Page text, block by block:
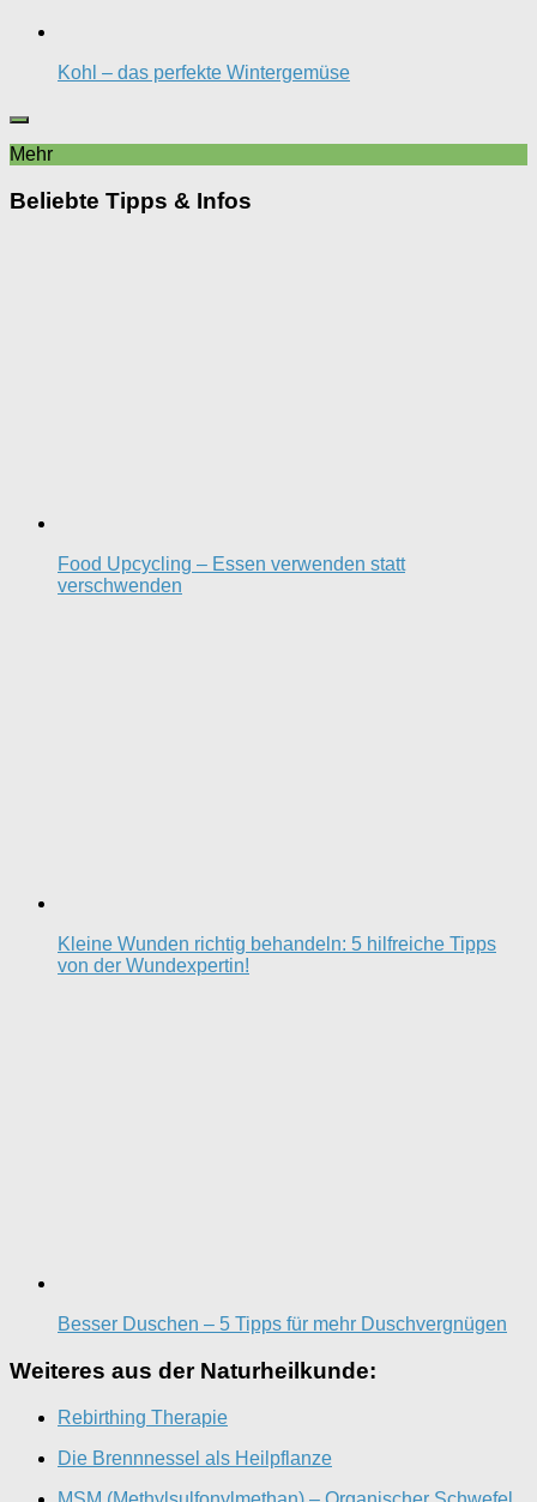
Kohl – das perfekte Wintergemüse
Mehr
Beliebte Tipps & Infos
Food Upcycling – Essen verwenden statt
verschwenden
Kleine Wunden richtig behandeln: 5 hilfreiche Tipps
von der Wundexpertin!
Besser Duschen – 5 Tipps für mehr Duschvergnügen
Weiteres aus der Naturheilkunde:
Rebirthing Therapie
Die Brennnessel als Heilpflanze